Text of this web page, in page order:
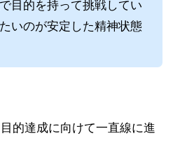
目的を持って挑戦してい
いのが安定した精神状態
的達成に向けて一直線に進